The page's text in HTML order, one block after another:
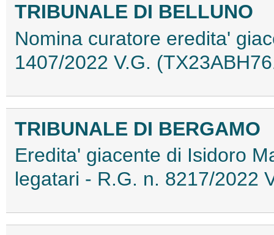
TRIBUNALE DI BELLUNO
Nomina curatore eredita'
1407/2022 V.G.
TRIBUNALE DI BERGAMO
Eredita' giacente di Isidoro
legatari - R.G. n. 8217/2022